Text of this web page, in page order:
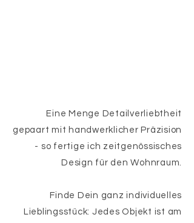
Eine Menge Detailverliebtheit
gepaart mit handwerklicher Präzision
- so fertige ich zeitgenössisches
Design für den Wohnraum.
Finde Dein ganz individuelles
Lieblingsstück: Jedes Objekt ist am